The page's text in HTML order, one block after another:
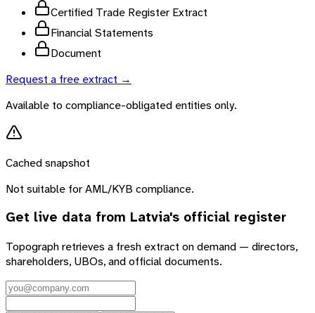
Certified Trade Register Extract
Financial Statements
Document
Request a free extract →
Available to compliance-obligated entities only.
Cached snapshot
Not suitable for AML/KYB compliance.
Get live data from Latvia's official register
Topograph retrieves a fresh extract on demand — directors,
shareholders, UBOs, and official documents.